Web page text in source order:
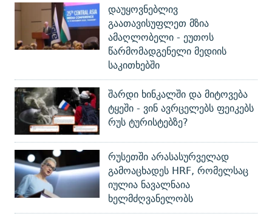
დაუყოვნებლივ
გაათავისუფლეთ მზია
ამაღლობელი - ეუთოს
წარმომადგენელი მედიის
საკითხებში
შარდი ხინკალში და მიტოვება
ტყეში - ვინ ავრცელებს ფეიკებს
რუს ტურისტებზე?
რუსეთში არასასურველად
გამოაცხადეს HRF, რომელსაც
იულია ნავალნაია
ხელმძღვანელობს